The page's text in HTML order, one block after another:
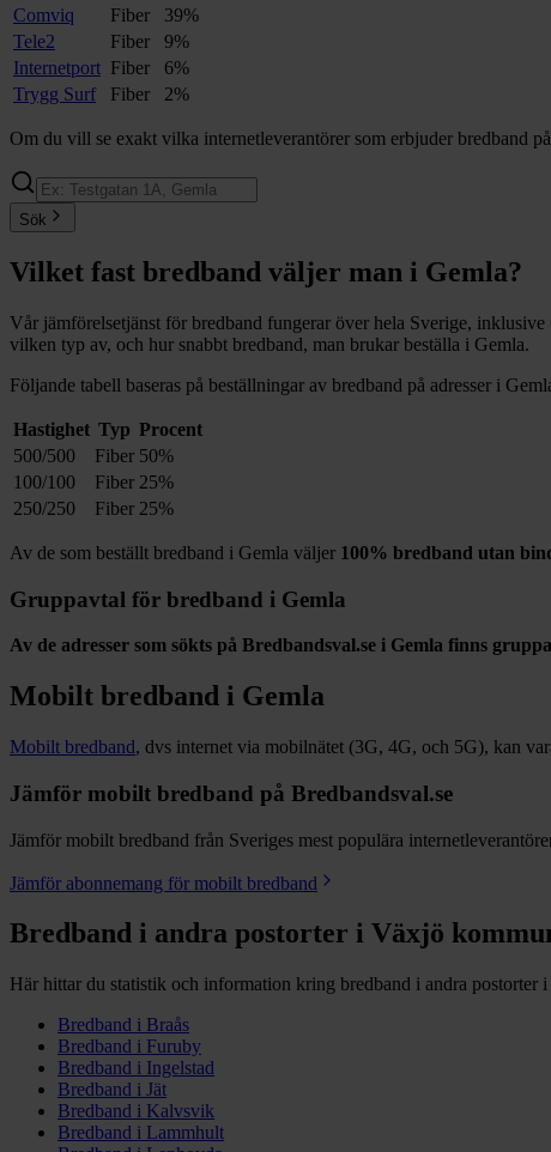
Comviq
Fiber
39%
Tele2
Fiber
9%
Internetport Fiber
6%
Trygg Surf
Fiber 2%
Om du vill se exakt vilka internetleverantörer som erbjuder bredband
Sök
Vilket fast bredband väljer man i Gemla?
Vår jämförelsetjänst för bredband fungerar över hela Sverige, inklusive
vilken typ av, och hur snabbt bredband, man brukar beställa i Gemla.
Följande tabell baseras på beställningar av bredband på adresser i
Hastighet Typ Procent
500/500
Fiber 50%
100/100
Fiber 25%
250/250
Fiber 25%
Av de som beställt bredband i Gemla väljer 100% bredband utan
Gruppavtal för bredband i Gemla
Av de adresser som sökts på Bredbandsval.se i Gemla finns
Mobilt bredband i Gemla
Mobilt bredband, dvs internet via mobilnätet (3G, 4G, och 5G), kan
Jämför mobilt bredband på Bredbandsval.se
Jämför mobilt bredband från Sveriges mest populära
Jämför abonnemang för mobilt bredband
Bredband i andra postorter i Växjö
Här hittar du statistik och information kring bredband i andra postorter i
Bredband i Braås
Bredband i Furuby
Bredband i Ingelstad
Bredband i Jät
Bredband i Kalvsvik
Bredband i Lammhult